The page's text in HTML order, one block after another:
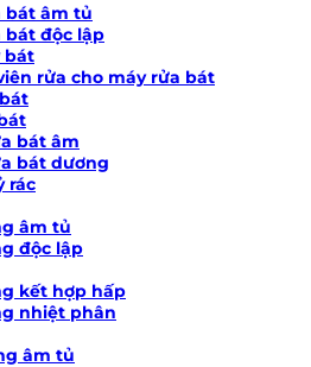
bát âm tủ
bát độc lập
bát
rửa cho máy rửa bát
bát âm
bát dương
rác
âm tủ
độc lập
kết hợp hấp
nhiệt phân
âm tủ